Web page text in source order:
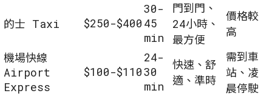
的士 Taxi $250-$400
30-
45
min
門到門、
24小時、
最方便
價格較
高
機場快線
Airport
Express
$100-$110
24-
30
min
快速、舒
適、準時
需到車
站、凌
晨停駛